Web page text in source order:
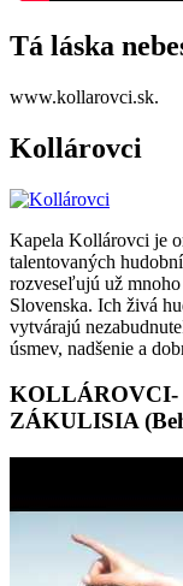
Tá láska
www.kollarovci.sk.
Kollárovci
Kapela Kollárovci je
talentovaných
rozveseľujú už
Slovenska. Ich živá
vytvárajú
úsmev, nadšenie a
KOLLÁROVCI-
ZÁKULISIA